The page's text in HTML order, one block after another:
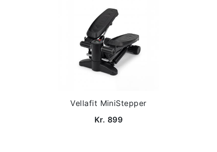
Vellafit MiniStepper
Kr. 899